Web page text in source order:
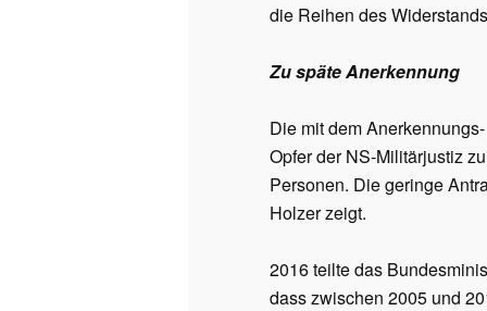
die Reihen des
Zu späte Anerkennung
Die mit dem
Opfer der NS-Militärjustiz
Personen. Die geringe
Holzer zeigt.
2016 teilte das
dass zwischen 2005 und